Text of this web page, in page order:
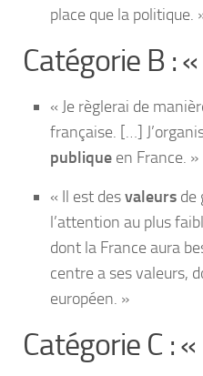
place que la politique.
Catégorie B :
« Je règlerai de
française. […]
publique en France. »
« Il est desvaleurs de
l’attention au plus
dont la France aura
centre a ses valeurs,
européen. »
Catégorie C :